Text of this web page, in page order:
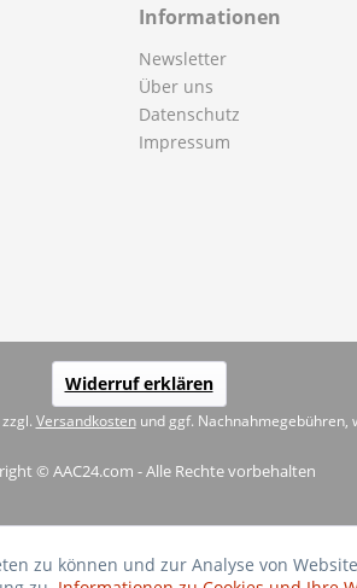
Informationen
Newsletter
Über uns
Datenschutz
Impressum
Widerruf erklären
Versandkostenund ggf. Nachnahmegebühren,
© AAC24.com - Alle Rechte vorbehalten
zu können und zur Analyse von